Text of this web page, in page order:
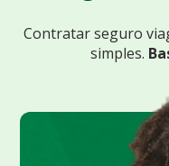
Contratar seguro
simples.